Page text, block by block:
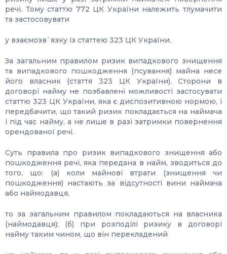
речі. Тому статтю 772 ЦК України належить тлумачити
та застосовувати
у взаємозв`язку із статтею 323 ЦК України.
За загальним правилом ризик випадкового знищення
та випадкового пошкодження (псування) майна несе
його власник (стаття 323 ЦК України). Сторони в
договорі найму не позбавлені можливості застосувати
статтю 323 ЦК України, яка є диспозитивною нормою, і
передбачити, що такий ризик покладається на наймача
і під час найму, а не лише в разі затримки повернення
орендованої речі.
Суть правила про ризик випадкового знищення або
пошкодження речі, яка передана в найм, зводиться до
того, що: (а) коли майнові втрати (знищення чи
пошкодження) настають за відсутності вини наймача
або наймодавця,
то за загальним правилом покладаються на власника
(наймодавця); (б) при розподілі ризику в договорі
найму таким чином, що він перекладений